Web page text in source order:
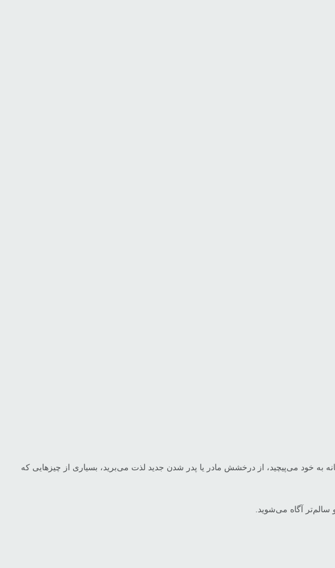
به خود می‌پیچید، از درخشش مادر یا پدر شدن جدید لذت می‌برید، بسیاری از چیزهایی که
آگاه می‌شوید.